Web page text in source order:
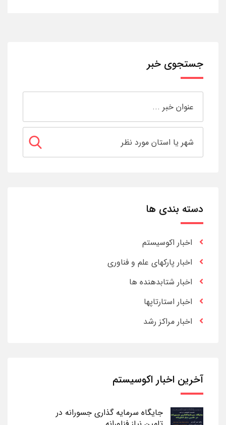
جستجوی خبر
دسته بندی ها
اخبار اکوسیستم
اخبار پارکهای علم و فناوری
اخبار شتابدهنده ها
اخبار استارتاپها
اخبار مراکز رشد
آخرین اخبار اکوسیستم
جایگاه سرمایه گذاری جسورانه در